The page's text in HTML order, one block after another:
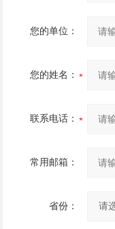
您的单位：
您的姓名：
联系电话：
常用邮箱：
省份：